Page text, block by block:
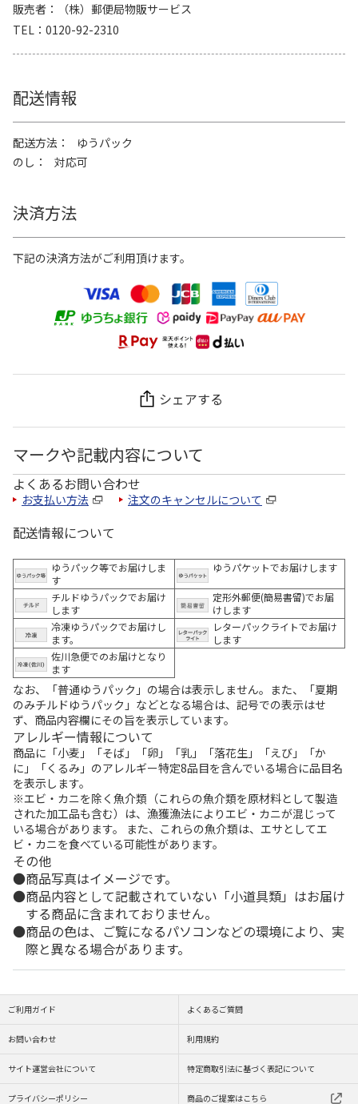
販売者
（株）郵便局物販サービス
TEL
0120-92-2310
配送情報
配送方法
ゆうパック
のし
対応可
決済方法
下記の決済方法がご利用頂けます。
シェアする
マークや記載内容について
よくあるお問い合わせ
お支払い方法 注文のキャンセルについて
配送情報について
ゆうパック等でお届けしま
す
ゆうパケットでお届けします
チルドゆうパックでお届け
します
定形外郵便(簡易書留)でお届
けします
冷凍ゆうパックでお届けし
ます。
レターパックライトでお届け
します
佐川急便でのお届けとなり
ます
なお、「普通ゆうパック」の場合は表示しません。また、「夏期
のみチルドゆうパック」などとなる場合は、記号での表示はせ
ず、商品内容欄にその旨を表示しています。
アレルギー情報について
商品に「小麦」「そば」「卵」「乳」「落花生」「えび」「か
に」「くるみ」のアレルギー特定8品目を含んでいる場合に品目名
を表示します。
※エビ・カニを除く魚介類（これらの魚介類を原材料として製造
された加工品も含む）は、漁獲漁法によりエビ・カニが混じって
いる場合があります。 また、これらの魚介類は、エサとしてエ
ビ・カニを食べている可能性があります。
その他
商品写真はイメージです。
商品内容として記載されていない「小道具類」はお届け
する商品に含まれておりません。
商品の色は、ご覧になるパソコンなどの環境により、実
際と異なる場合があります。
ご利用ガイド よくあるご質問
お問い合わせ 利用規約
サイト運営会社について 特定商取引法に基づく表記について
プライバシーポリシー 商品のご提案はこちら